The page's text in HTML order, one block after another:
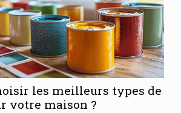
les meilleurs types de
votre maison ?